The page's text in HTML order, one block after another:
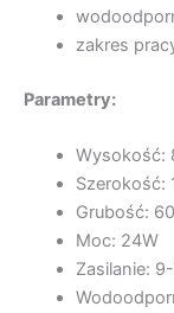
zakres
Parametry:
Wysokość:
Szerokość:
Grubość:
Moc: 24W
Zasilanie: